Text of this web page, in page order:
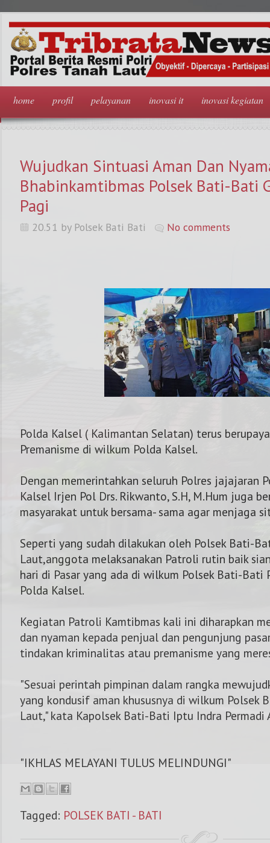
home profil pelayanan inovasi it inovasi kegiatan
Wujudkan Sintuasi Aman Dan
Bhabinkamtibmas Polsek Bati-Bati
Pagi
20.51 by Polsek Bati Bati No comments
Polda Kalsel ( Kalimantan Selatan) terus
Premanisme di wilkum Polda Kalsel.
Dengan memerintahkan seluruh Polres jajajaran
Kalsel Irjen Pol Drs. Rikwanto, S.H, M.Hum juga
masyarakat untuk bersama- sama agar menjaga
Seperti yang sudah dilakukan oleh Polsek Bati-
Laut,anggota melaksanakan Patroli rutin baik
hari di Pasar yang ada di wilkum Polsek Bati-Bati
Polda Kalsel.
Kegiatan Patroli Kamtibmas kali ini diharapkan
dan nyaman kepada penjual dan pengunjung
tindakan kriminalitas atau premanisme yang
"Sesuai perintah pimpinan dalam rangka
yang kondusif aman khususnya di wilkum Polsek
Laut," kata Kapolsek Bati-Bati Iptu Indra Permadi
"IKHLAS MELAYANI TULUS MELINDUNGI"
Tagged: POLSEK BATI - BATI
NOMOR